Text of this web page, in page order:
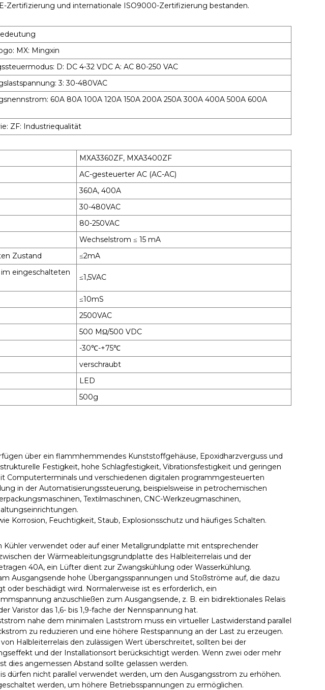
Zertifizierung und internationale ISO9000-Zertifizierung bestanden.
MX: Mingxin
D: DC 4-32 VDC A: AC 80-250 VAC
3: 30-480VAC
60A 80A 100A 120A 150A 200A 250A 300A 400A 500A 600A
ZF: Industriequalität
MXA3360ZF, MXA3400ZF
AC-gesteuerter AC (AC-AC)
360A, 400A
30-480VAC
80-250VAC
Wechselstrom ≤ 15 mA
Zustand
≤2mA
eingeschalteten
≤1,5VAC
≤10mS
2500VAC
500 MΩ/500 VDC
-30℃-+75℃
verschraubt
LED
500g
über ein flammhemmendes Kunststoffgehäuse, Epoxidharzverguss und
Festigkeit, hohe Schlagfestigkeit, Vibrationsfestigkeit und geringen
Computerterminals und verschiedenen digitalen programmgesteuerten
in der Automatisierungssteuerung, beispielsweise in petrochemischen
Textilmaschinen, CNC-Werkzeugmaschinen,
Korrosion, Feuchtigkeit, Staub, Explosionsschutz und häufiges Schalten.
Kühler verwendet oder auf einer Metallgrundplatte mit entsprechender
der Wärmeableitungsgrundplatte des Halbleiterrelais und der
40A, ein Lüfter dient zur Zwangskühlung oder Wasserkühlung.
Ausgangsende hohe Übergangsspannungen und Stoßströme auf, die dazu
oder beschädigt wird. Normalerweise ist es erforderlich, ein
anzuschließen zum Ausgangsende, z. B. ein bidirektionales Relais
Varistor das 1,6- bis 1,9-fache der Nennspannung hat.
nahe dem minimalen Laststrom muss ein virtueller Lastwiderstand parallel
zu reduzieren und eine höhere Restspannung an der Last zu erzeugen.
Halbleiterrelais den zulässigen Wert überschreitet, sollten bei der
und der Installationsort berücksichtigt werden. Wenn zwei oder mehr
dies angemessen Abstand sollte gelassen werden.
dürfen nicht parallel verwendet werden, um den Ausgangsstrom zu erhöhen.
werden, um höhere Betriebsspannungen zu ermöglichen.